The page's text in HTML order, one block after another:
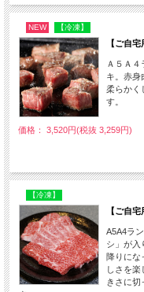
NEW 【冷凍】
【ご自
Ａ５Ａ
キ。赤身
柔らかく
す。
価格： 3,520円(税抜 3,259円)
【冷凍】
【ご自
A5A4ラ
シ」が入
降りにな
しさを
きさに切